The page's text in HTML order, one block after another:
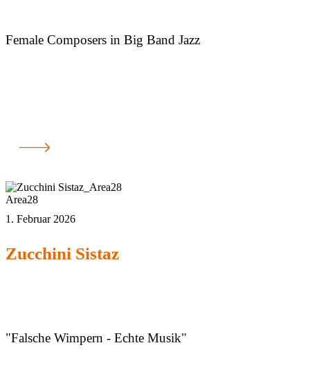
Female Composers in Big Band Jazz
Area28
1. Februar 2026
Zucchini Sistaz
"Falsche Wimpern - Echte Musik"